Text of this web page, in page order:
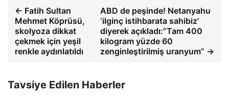
← Fatih Sultan
Mehmet Köprüsü,
skolyoza dikkat
çekmek için yeşil
renkle aydınlatıldı
ABD de peşinde! Netanyahu
‘ilginç istihbarata sahibiz’
diyerek açıkladı:”Tam 400
kilogram yüzde 60
zenginleştirilmiş uranyum” →
Tavsiye Edilen Haberler